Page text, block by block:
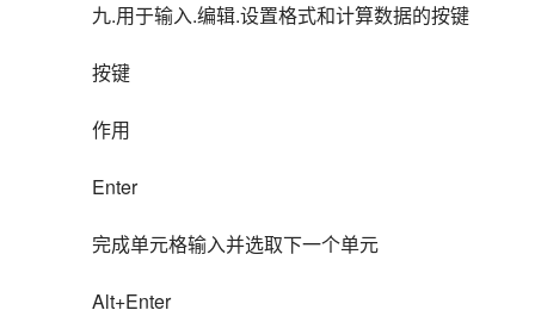
九.用于输入.编辑.设置格式和计算数据的按键
按键
作用
Enter
完成单元格输入并选取下一个单元
Alt+Enter